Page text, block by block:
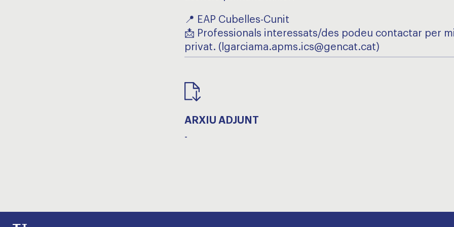
📍 EAP Cubelles-Cunit
📩 Professionals interessats/des podeu contactar per
privat. (lgarciama.apms.ics@gencat.cat)
ARXIU ADJUNT
-